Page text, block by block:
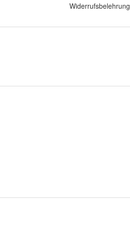
Widerrufsbelehrung